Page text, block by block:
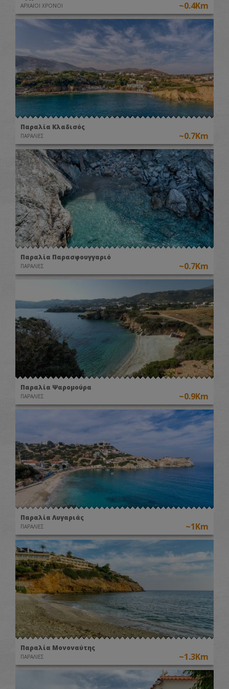
ΑΡΧΑΙΟΙ ΧΡΟΝΟΙ ~0.4Km
Παραλία Κλαδισός
ΠΑΡΑΛΙΕΣ ~0.7Km
Παραλία Παρασφουγγαριό
ΠΑΡΑΛΙΕΣ ~0.7Km
Παραλία Ψαρομούρα
ΠΑΡΑΛΙΕΣ ~0.9Km
Παραλία Λυγαριάς
ΠΑΡΑΛΙΕΣ ~1Km
Παραλία Μονοναύτης
ΠΑΡΑΛΙΕΣ ~1.3Km